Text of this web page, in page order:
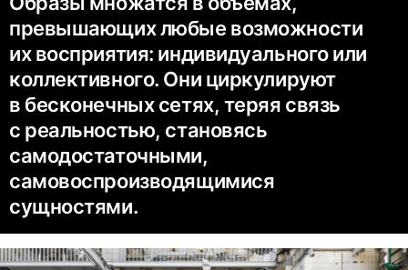
превышающих любые возможности
их восприятия: индивидуального или
коллективного. Они циркулируют
в бесконечных сетях, теряя связь
с реальностью, становясь
самодостаточными,
самовоспроизводящимися
сущностями.